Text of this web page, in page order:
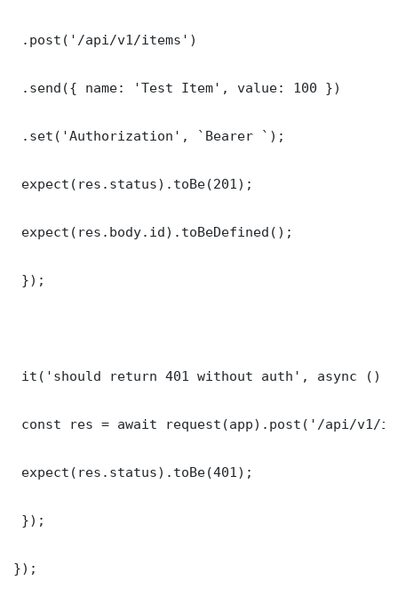
.post('/api/v1/items')
.send({ name: 'Test Item', value: 100 })
.set('Authorization', `Bearer `);
expect(res.status).toBe(201);
expect(res.body.id).toBeDefined();
});
it('should return 401 without auth', async ()
const res = await request(app).post('/api/v1/
expect(res.status).toBe(401);
});
});